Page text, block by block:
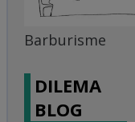
Barburisme
DILEMA
BLOG